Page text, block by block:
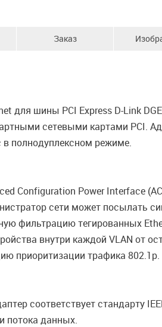
Заказ
для шины PCI Express D-Link
сетевыми картами PCI.
в полнодуплексном режиме.
Configuration Power Interface
сети может посылать
фильтрацию тегированных
внутри каждой VLAN от
приоритизации трафика 802.1p.
соответствует стандарту
потока данных.